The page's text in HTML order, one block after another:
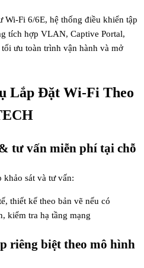
Wi-Fi 6/6E, hệ thống điều khiển tập
tích hợp VLAN, Captive Portal,
ưu toàn trình vận hành và mở
Lắp Đặt Wi-Fi Theo
tư vấn miễn phí tại chỗ
sát và tư vấn:
thiết kế theo bản vẽ nếu có
kiểm tra hạ tầng mạng
riêng biệt theo mô hình